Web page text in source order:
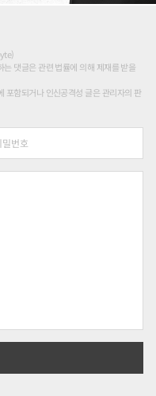
댓글은 관련 법률에 의해 제재를 받을
포함되거나 인신공격성 글은 관리자의 판